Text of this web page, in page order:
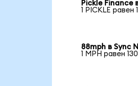
Pickle Finance
1 PICKLE равен
88mph в Sync
1 MPH равен